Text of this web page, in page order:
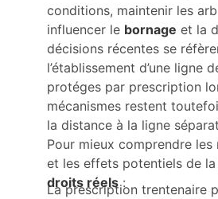
conditions, maintenir les
influencer le bornage et la
décisions récentes se
l’établissement d’une
protéges par prescription
mécanismes restent
la distance à la ligne
Pour mieux comprendre
et les effets potentiels de
droits réels:
La prescription trentenaire